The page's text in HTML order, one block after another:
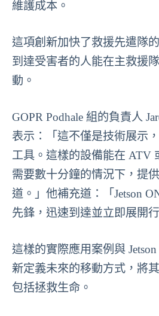
維護成本。
這項創新加快了救援先遣隊
到達受害者的人能在主救援
動。
GOPR Podhale 組的負責人
表示：「這不僅是技術展示
工具。這樣的設備能在 ATV
需要數十分鐘的情況下，提
道。」他補充道：「Jetson
先鋒，迅速到達並立即展開行
這樣的實際應用案例與
新定義未來的移動方式，將
包括拯救生命。